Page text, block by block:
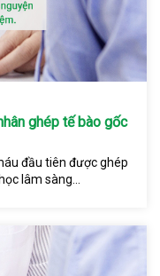
ghép tế bào gốc
đầu tiên được ghép
lâm sàng...